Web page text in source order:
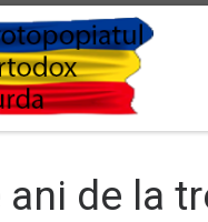
ani de la